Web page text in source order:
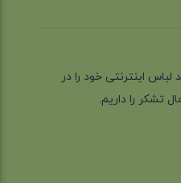
لباس اینترنتی خود را در
تشکر را داریم.